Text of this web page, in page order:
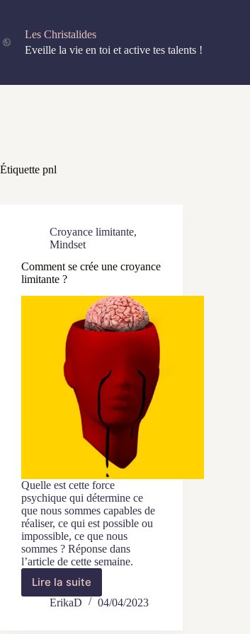
contenuLes Christalides
Eveille la vie en toi et active tes talents !
Étiquette pnl
Croyance limitante,
Mindset
Comment se crée une croyance
limitante ?
Quelle est cette force
psychique qui détermine ce
que nous sommes capables de
réaliser, ce qui est possible ou
impossible, ce que nous
sommes ? Réponse dans
l’article de cette semaine.
Lire la suite
Comment
se
ErikaD 04/04/2023